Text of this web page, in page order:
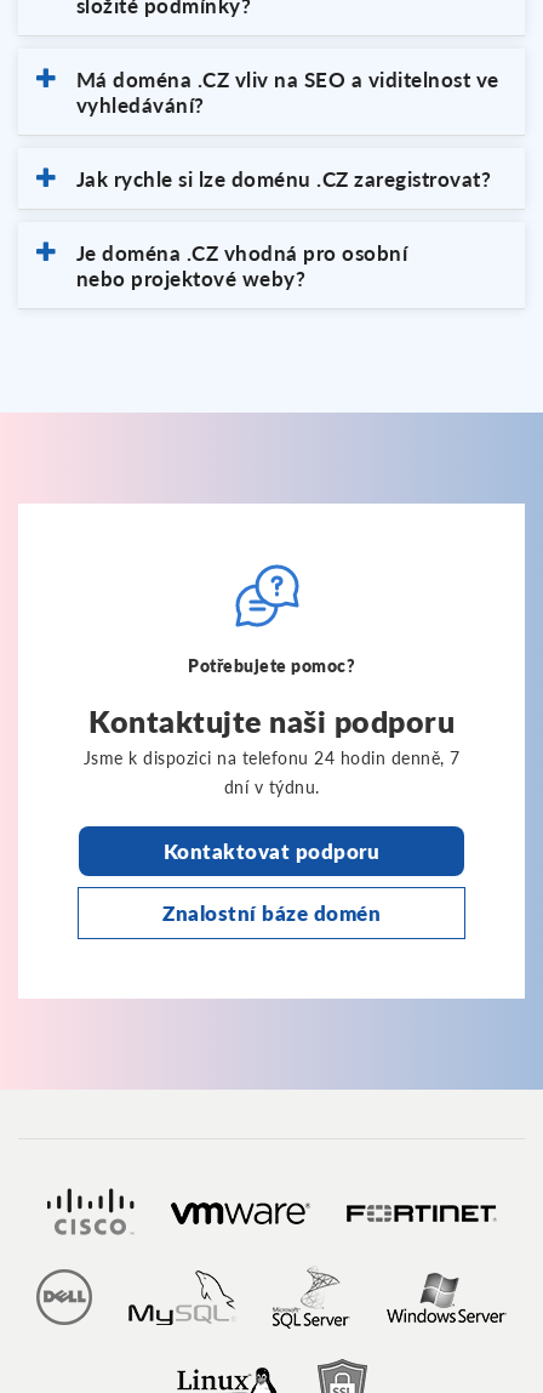
Má doména .CZ vliv na SEO a viditelnost ve
vyhledávání?
Jak rychle si lze doménu .CZ zaregistrovat?
Je doména .CZ vhodná pro osobní
nebo projektové weby?
Potřebujete pomoc?
Kontaktujte naši podporu
Jsme k dispozici na telefonu 24 hodin denně, 7
dní v týdnu.
Kontaktovat podporu
Znalostní báze domén